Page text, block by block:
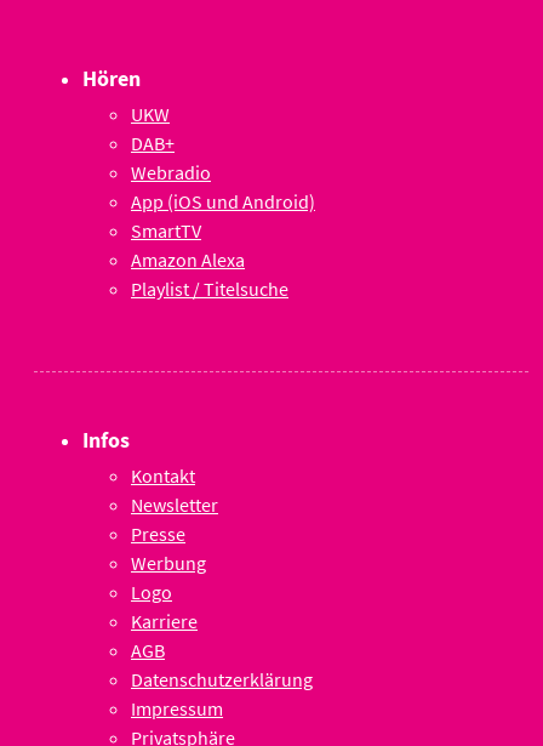
Hören
UKW
DAB+
Webradio
App (iOS und Android)
SmartTV
Amazon Alexa
Playlist / Titelsuche
Infos
Kontakt
Newsletter
Presse
Werbung
Logo
Karriere
AGB
Datenschutzerklärung
Impressum
Privatsphäre